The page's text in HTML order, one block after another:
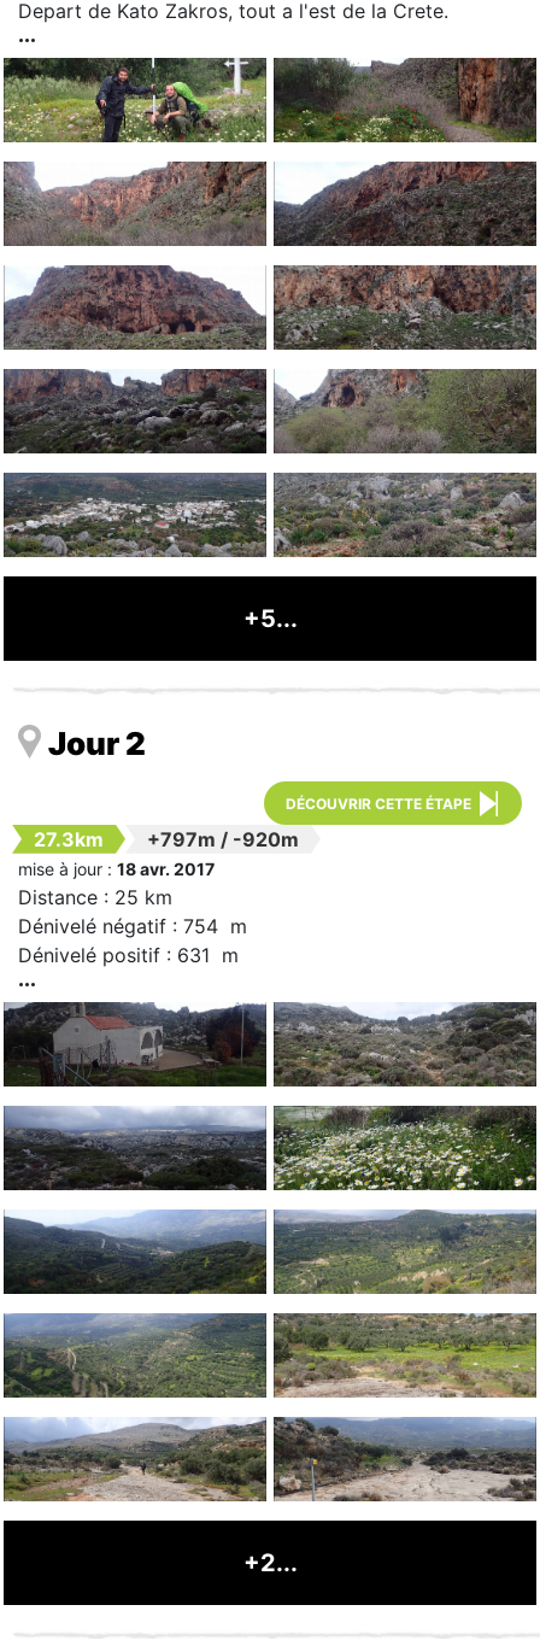
Depart de Kato Zakros, tout a l'est de la Crete.
+5...
Jour 2
DÉCOUVRIR CETTE ÉTAPE
27.3km +797m / -920m
mise à jour : 18 avr. 2017
Distance : 25 km
Dénivelé négatif : 754 m
Dénivelé positif : 631 m
+2...